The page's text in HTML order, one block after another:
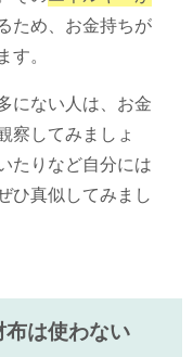
ため、お金持ちが
。
にない人は、お金
察してみましょ
たりなど自分には
ひ真似してみまし
は使わない